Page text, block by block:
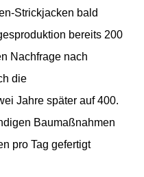
Strickjacken bald
bereits 200
Nachfrage nach
die
Jahre später auf 400.
Baumaßnahmen
pro Tag gefertigt